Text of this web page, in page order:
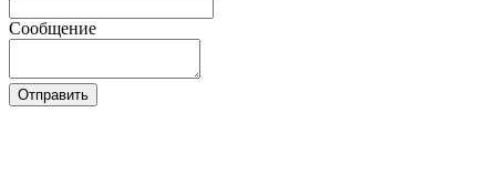
Сообщение
Отправить